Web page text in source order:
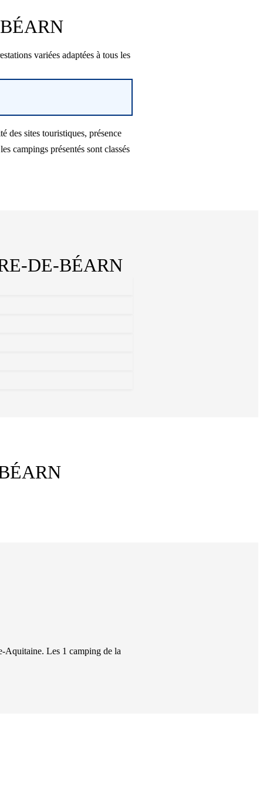
variées adaptées à tous les
sites touristiques, présence
campings présentés sont classés
DE-BÉARN
Aquitaine. Les 1 camping de la